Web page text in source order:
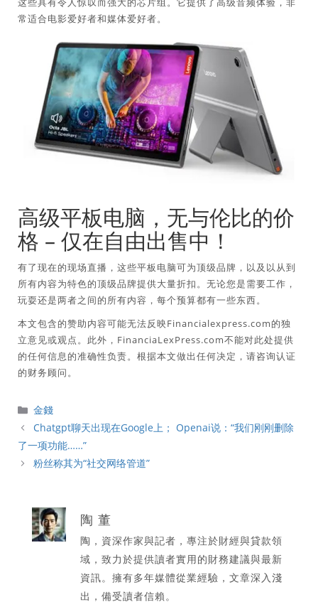
这些具有令人惊叹而强大的芯片组。它提供了高级音频体验，非
常适合电影爱好者和媒体爱好者。
高级平板电脑，无与伦比的价
格 – 仅在自由出售中！
有了现在的现场直播，这些平板电脑可为顶级品牌，以及以从到
所有内容为特色的顶级品牌提供大量折扣。无论您是需要工作，
玩耍还是两者之间的所有内容，每个预算都有一些东西。
本文包含的赞助内容可能无法反映Financialexpress.com的独
立意见或观点。此外，FinanciaLexPress.com不能对此处提供
的任何信息的准确性负责。根据本文做出任何决定，请咨询认证
的财务顾问。
分
類
金錢
Chatgpt聊天出现在Google上； Openai说：“我们刚刚删除
了一项功能……”
粉丝称其为“社交网络管道”
陶 董
陶，資深作家與記者，專注於財經與貸款領
域，致力於提供讀者實用的財務建議與最新
資訊。擁有多年媒體從業經驗，文章深入淺
出，備受讀者信賴。